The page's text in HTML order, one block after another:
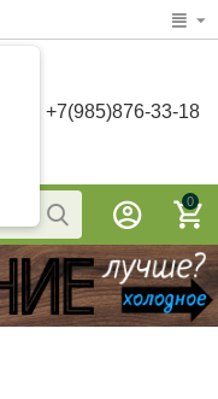
+7(985)876-33-18
0